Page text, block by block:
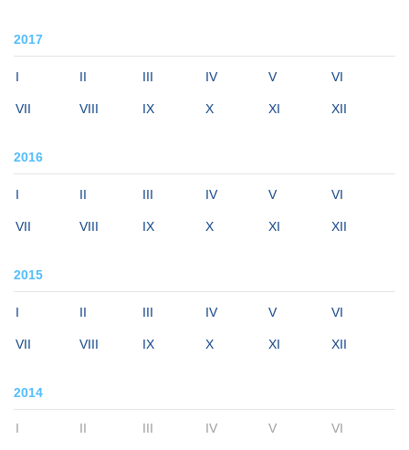
2017
I II III IV V VI
VII VIII IX X XI XII
2016
I II III IV V VI
VII VIII IX X XI XII
2015
I II III IV V VI
VII VIII IX X XI XII
2014
I II III IV V VI